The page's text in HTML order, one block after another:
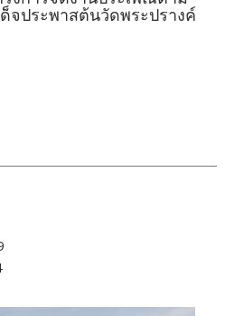
จประพาสต้นวัดพระปรางค์